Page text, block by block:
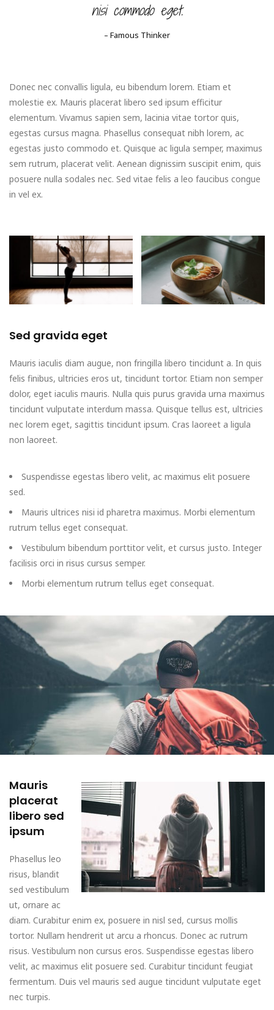
nisi commodo eget.
– Famous Thinker
Donec nec convallis ligula, eu bibendum lorem. Etiam et
molestie ex. Mauris placerat libero sed ipsum efficitur
elementum. Vivamus sapien sem, lacinia vitae tortor quis,
egestas cursus magna. Phasellus consequat nibh lorem, ac
egestas justo commodo et. Quisque ac ligula semper, maximus
sem rutrum, placerat velit. Aenean dignissim suscipit enim, quis
posuere nulla sodales nec. Sed vitae felis a leo faucibus congue
in vel ex.
Sed gravida eget
Mauris iaculis diam augue, non fringilla libero tincidunt a. In quis
felis finibus, ultricies eros ut, tincidunt tortor. Etiam non semper
dolor, eget iaculis mauris. Nulla quis purus gravida urna maximus
tincidunt vulputate interdum massa. Quisque tellus est, ultricies
nec lorem eget, sagittis tincidunt ipsum. Cras laoreet a ligula
non laoreet.
Suspendisse egestas libero velit, ac maximus elit posuere
sed.
Mauris ultrices nisi id pharetra maximus. Morbi elementum
rutrum tellus eget consequat.
Vestibulum bibendum porttitor velit, et cursus justo. Integer
facilisis orci in risus cursus semper.
Morbi elementum rutrum tellus eget consequat.
Mauris
placerat
libero sed
ipsum
Phasellus leo
risus, blandit
sed vestibulum
ut, ornare ac
diam. Curabitur enim ex, posuere in nisl sed, cursus mollis
tortor. Nullam hendrerit ut arcu a rhoncus. Donec ac rutrum
risus. Vestibulum non cursus eros. Suspendisse egestas libero
velit, ac maximus elit posuere sed. Curabitur tincidunt feugiat
fermentum. Duis vel mauris sed augue tincidunt vulputate eget
nec turpis.